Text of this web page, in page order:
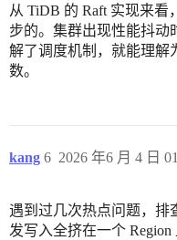
从 TiDB 的 Raft 实现来看
步的。集群出现性能抖动
解了调度机制，就能理解
数。
kang 2026 年6 月 4 日
6
遇到过几次热点问题，排
发写入全挤在一个